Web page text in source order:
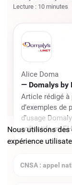
Lecture : 10 minutes
Alice Doma
— Domalys by
Article rédigé à
d’exemples de
d’usage
collectifs en
CNSA : appel
Nous utilisons
expérience